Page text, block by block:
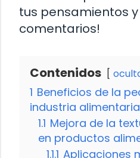
tus pensamientos
comentarios!
Contenidos
1 Beneficios de la
industria alimentaria
1.1 Mejora de la
en productos
1.1.1 Aplicaciones